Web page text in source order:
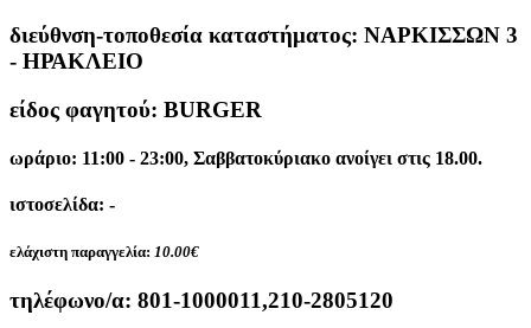
διεύθνση-τοποθεσία καταστήματος: ΝΑΡΚΙΣΣΩΝ 3
- ΗΡΑΚΛΕΙΟ
είδος φαγητού: BURGER
ωράριο: 11:00 - 23:00, Σαββατοκύριακο ανοίγει στις 18.00.
ιστοσελίδα: -
ελάχιστη παραγγελία: 10.00€
τηλέφωνο/α: 801-1000011,210-2805120